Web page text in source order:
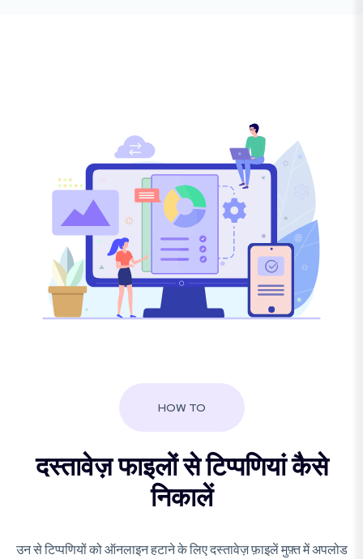
HOW TO
दस्तावेज़ फाइलों से टिप्पणियां कैसे
निकालें
उन से टिप्पणियों को ऑनलाइन हटाने के लिए दस्तावेज़ फ़ाइलें मुफ़्त में अपलोड